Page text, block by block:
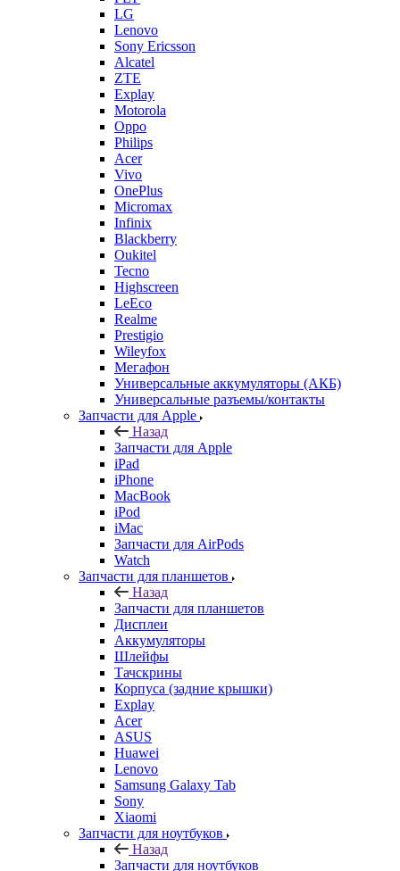
LG
Lenovo
Sony Ericsson
Alcatel
ZTE
Explay
Motorola
Oppo
Philips
Acer
Vivo
OnePlus
Micromax
Infinix
Blackberry
Oukitel
Tecno
Highscreen
LeEco
Realme
Prestigio
Wileyfox
Мегафон
Универсальные аккумуляторы (АКБ)
Универсальные разъемы/контакты
Запчасти для Apple
Назад
Запчасти для Apple
iPad
iPhone
MacBook
iPod
iMac
Запчасти для AirPods
Watch
Запчасти для планшетов
Назад
Запчасти для планшетов
Дисплеи
Аккумуляторы
Шлейфы
Тачскрины
Корпуса (задние крышки)
Explay
Acer
ASUS
Huawei
Lenovo
Samsung Galaxy Tab
Sony
Xiaomi
Запчасти для ноутбуков
Назад
Запчасти для ноутбуков